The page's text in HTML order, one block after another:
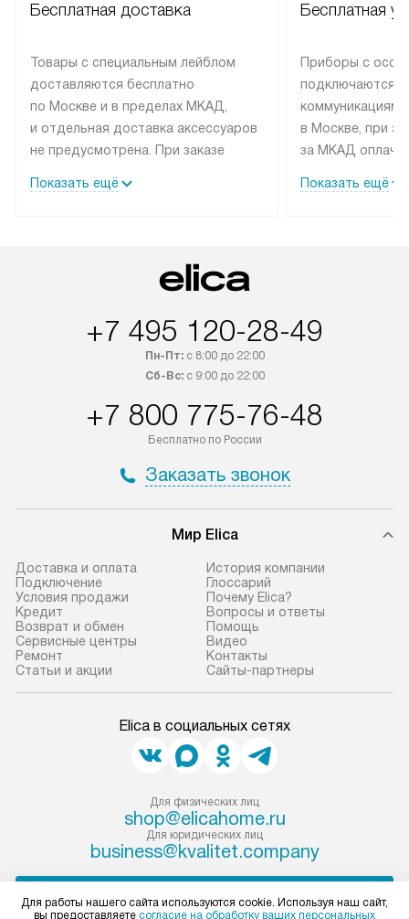
Бесплатная доставка
Товары с специальным лейблом
доставляются бесплатно
по Москве и в пределах МКАД,
и отдельная доставка аксессуаров
не предусмотрена. При заказе
рекомендуем обсудить
со статусом «В наличии» могут
быть отправлены покупателю
интересен товар «Под заказ»,
обсудите возможность его
приобретения с менеджером сайта.
доставляются бесплатно
по Москве в пределах МКАД,
не предусмотрена.
доставки доставит упакованный
прибор до двери или прихожей.
Если необходимо переместить
прибор до места установки,
пожалуйста, предварительно
уточните это с менеджером.
За данную услугу взимается
дополнительная плата. Важно
прибора не позволяют ему пройти
через дверной проем, сотрудники
демонтировать дверцы, ручки или
другие выступающие элементы, так
как это может привести к отказу
сможете переместить прибор
Показать ещё
Бесплатная
Приборы с
подключаются к
коммуникациям
в Москве, при
за МКАД
партнера
по монтажу
материалы.
к воде, крана и
слива.
подключение к
В стандартную
Показать ещё
+7 495 120-28-49
Пн-Пт:с 8:00 до 22:00
Сб-Вс:с 9:00 до 22:00
+7 800 775-76-48
Бесплатно по России
Заказать звонок
Мир Elica
Доставка и оплата
Подключение
Условия продажи
Кредит
Возврат и обмен
Сервисные центры
Ремонт
Статьи и акции
История компании
Глоссарий
Почему Elica?
Вопросы и ответы
Помощь
Видео
Контакты
Сайты-партнеры
Elica в социальных сетях
Для физических лиц
shop@elicahome.ru
Для юридических лиц
business@kvalitet.company
Для работы нашего сайта используются cookie. Используя наш сайт,
вы предоставляете согласие на обработку ваших персональных